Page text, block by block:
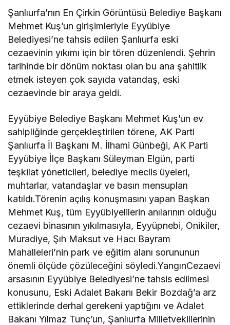
Şanlıurfa’nın En Çirkin Görüntüsü Belediye Başkanı
Mehmet Kuş’un girişimleriyle Eyyübiye
Belediyesi’ne tahsis edilen Şanlıurfa eski
cezaevinin yıkımı için bir tören düzenlendi. Şehrin
tarihinde bir dönüm noktası olan bu ana şahitlik
etmek isteyen çok sayıda vatandaş, eski
cezaevinde bir araya geldi.
Eyyübiye Belediye Başkanı Mehmet Kuş’un ev
sahipliğinde gerçekleştirilen törene, AK Parti
Şanlıurfa İl Başkanı M. İlhami Günbeği, AK Parti
Eyyübiye İlçe Başkanı Süleyman Elgün, parti
teşkilat yöneticileri, belediye meclis üyeleri,
muhtarlar, vatandaşlar ve basın mensupları
katıldı.Törenin açılış konuşmasını yapan Başkan
Mehmet Kuş, tüm Eyyübiyelilerin anılarının olduğu
cezaevi binasının yıkılmasıyla, Eyyüpnebi, Onikiler,
Muradiye, Şıh Maksut ve Hacı Bayram
Mahalleleri’nin park ve eğitim alanı sorununun
önemli ölçüde çözüleceğini söyledi.YangınCezaevi
arsasının Eyyübiye Belediyesi’ne tahsis edilmesi
konusunu, Eski Adalet Bakanı Bekir Bozdağ’a arz
ettiklerinde derhal gerekeni yaptığını ve Adalet
Bakanı Yılmaz Tunç’un, Şanlıurfa Milletvekillerinin